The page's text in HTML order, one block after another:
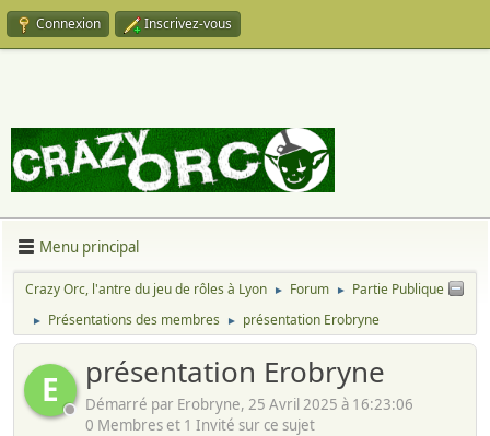
Connexion Inscrivez-vous
Menu principal
Crazy Orc, l'antre du jeu de rôles à Lyon ► Forum ► Partie Publique
► Présentations des membres ► présentation Erobryne
E présentation Erobryne
Démarré par Erobryne, 25 Avril 2025 à 16:23:06
0 Membres et 1 Invité sur ce sujet